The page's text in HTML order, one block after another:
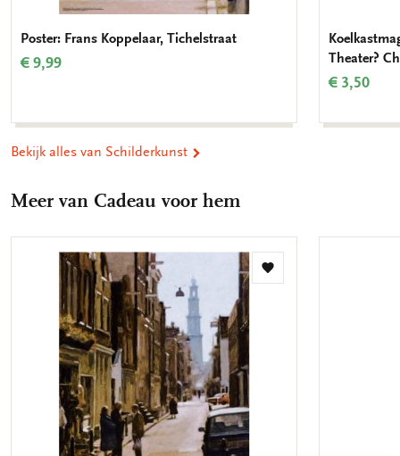
muziek tot verregaande invloeden in de muziek van de
invloedrijkste personen uit de westerse muziekgeschiedenis
geweest.
Poster: Frans Koppelaar, Tichelstraat
€ 9,99
Theater?
€ 3,50
Bekijk alles van Schilderkunst
Meer van Cadeau voor hem
Toevoegen